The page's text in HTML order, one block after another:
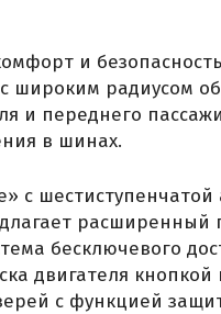
и
широким радиусом
и переднего
в шинах.
с
расширенный
бесключевого
двигателя
с функцией